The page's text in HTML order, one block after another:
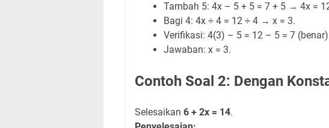
Tambah 5: 4x – 5 + 5 = 7 + 5 → 4x =
Bagi 4: 4x ÷ 4 = 12 ÷ 4 → x = 3.
Verifikasi: 4(3) – 5 = 12 – 5 = 7
Jawaban: x = 3.
Contoh Soal 2: Dengan
Selesaikan 6 + 2x = 14.